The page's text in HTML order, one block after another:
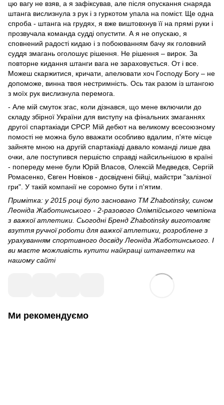
цю вагу не взяв, а я зафіксував, але після опускання снаряда
штанга вислизнула з рук і з гуркотом упала на поміст. Ще одна
спроба - штанга на грудях, я вже виштовхнув її на прямі руки і
прозвучала команда судді опустити. А я не опускаю, я
сповнений радості кидаю і з побоюванням бачу як головний
суддя змагань оголошує рішення. Не рішення – вирок. За
повторне кидання штанги вага не зараховується. От і все.
Можеш скаржитися, кричати, апелювати хоч Господу Богу – не
допоможе, винна твоя нестримність. Ось так разом із штангою
з моїх рук вислизнула перемога.
- Але мій смуток згас, коли дізнався, що мене включили до
складу збірної України для виступу на фінальних змаганнях
другої спартакіади СРСР. Мій дебют на великому всесоюзному
помості не можна було вважати особливо вдалим, п'яте місце
зайняте мною на другій спартакіаді давало команді лише два
очки, але поступився першістю справді найсильнішою в країні
- попереду мене були Юрій Власов, Олексій Медведєв, Сергій
Ромасенко, Євген Новіков - досвідчені бійці, майстри "залізної
гри". У такій компанії не соромно бути і п'ятим.
Примітка: у 2015 році було засновано ТМ Zhabotinsky, сином
Леоніда Жаботинського - 2-разового Олімпійського чемпіона
з важкої атлетики. Сьогодні Бренд Zhabotinsky виготовляє
взуття ручної роботи для важкої атлетики, розроблене з
урахуванням спортивного досвіду Леоніда Жаботинського. І
ви маєте можливість купити найкращі штангетки на
нашому сайті
Ми рекомендуємо